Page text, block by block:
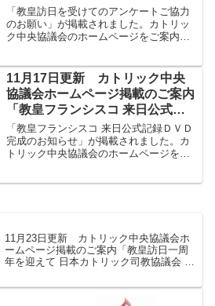
力のお願い」
「教皇訪日を受けてのアンケートご協力
のお願い」が掲載されました。カトリッ
ク中央協議会のホームページをご案内い
11月17日更新 カトリック中央
協議会ホームページ掲載のご案内
「教皇フランシスコ 来⽇公式記
録ＤＶＤ 完成のお知らせ」
「教皇フランシスコ 来⽇公式記録ＤＶＤ
完成のお知らせ」が掲載されました。カ
トリック中央協議会のホームページをご
11月23日更新 カトリック中央協議会ホ
ームページ掲載のご案内「教皇訪日一周
年を迎えて 日本カトリック司教協議会 会